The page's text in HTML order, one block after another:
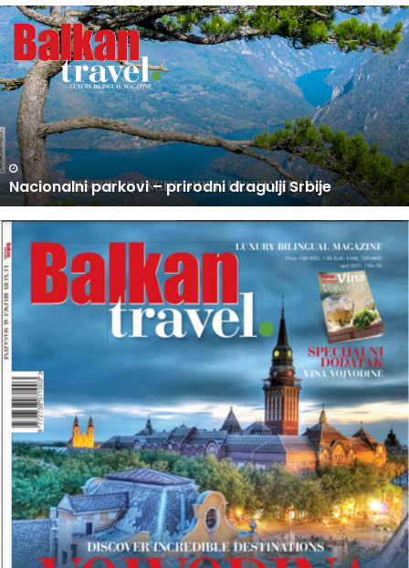
U
P
R
O
D
A
J
I
N
O
V
I
B
R
O
J
B
A
L
U PRODAJI NOVI BROJ BALKAN TRAVEL MAGAZINA